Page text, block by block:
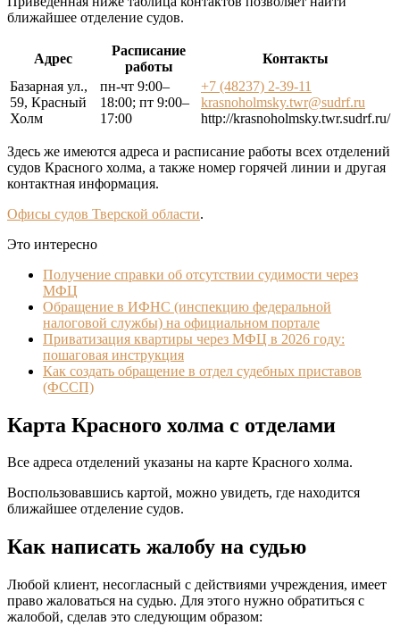
ближайшее отделение судов.
Адрес
Расписание
работы
Контакты
Базарная ул.,
59, Красный
Холм
пн-чт 9:00–
18:00; пт 9:00–
17:00
+7 (48237) 2-39-11
krasnoholmsky.twr@sudrf.ru
http://krasnoholmsky.twr.sudrf.ru/
Здесь же имеются адреса и расписание работы всех отделений
судов Красного холма, а также номер горячей линии и другая
контактная информация.
Офисы судов Тверской области.
Это интересно
Получение справки об отсутствии судимости через
МФЦ
Обращение в ИФНС (инспекцию федеральной
налоговой службы) на официальном портале
Приватизация квартиры через МФЦ в 2026 году:
пошаговая инструкция
Как создать обращение в отдел судебных приставов
(ФССП)
Карта Красного холма с отделами
Все адреса отделений указаны на карте Красного холма.
Воспользовавшись картой, можно увидеть, где находится
ближайшее отделение судов.
Как написать жалобу на судью
Любой клиент, несогласный с действиями учреждения, имеет
право жаловаться на судью. Для этого нужно обратиться с
жалобой, сделав это следующим образом: